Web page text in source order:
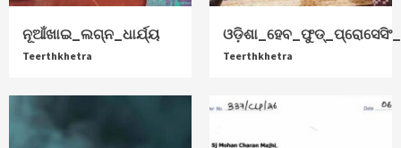
ନୂଆଁଖାଇ_ଲଗ୍ନ_ଧାର୍ଯ୍ୟ
Teerthkhetra Teerthkhetra